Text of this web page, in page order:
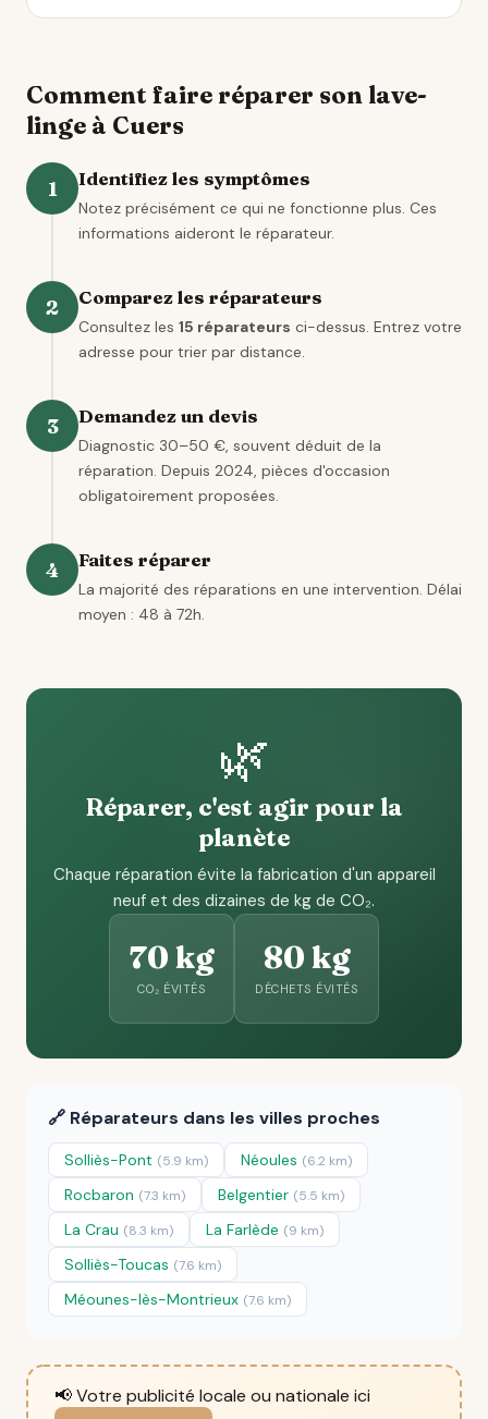
Comment faire réparer son lave-
linge à Cuers
1 Identifiez les symptômes
Notez précisément ce qui ne fonctionne plus. Ces
informations aideront le réparateur.
2 Comparez les réparateurs
Consultez les 15 réparateurs ci-dessus. Entrez votre
adresse pour trier par distance.
3 Demandez un devis
Diagnostic 30–50 €, souvent déduit de la
réparation. Depuis 2024, pièces d'occasion
obligatoirement proposées.
4 Faites réparer
La majorité des réparations en une intervention. Délai
moyen : 48 à 72h.
🌿
Réparer, c'est agir pour la
planète
Chaque réparation évite la fabrication d'un appareil
neuf et des dizaines de kg de CO₂.
70 kg
CO₂ ÉVITÉS
80 kg
DÉCHETS ÉVITÉS
🔗 Réparateurs dans les villes proches
Solliès-Pont (5.9 km) Néoules (6.2 km)
Rocbaron (7.3 km) Belgentier (5.5 km)
La Crau (8.3 km) La Farlède (9 km)
Solliès-Toucas (7.6 km)
Méounes-lès-Montrieux (7.6 km)
📢 Votre publicité locale ou nationale ici